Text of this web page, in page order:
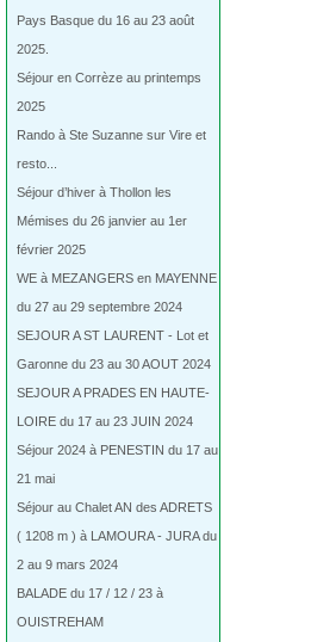
Pays Basque du 16 au 23 août
2025.
Séjour en Corrèze au printemps
2025
Rando à Ste Suzanne sur Vire et
resto...
Séjour d’hiver à Thollon les
Mémises du 26 janvier au 1er
février 2025
WE à MEZANGERS en MAYENNE
du 27 au 29 septembre 2024
SEJOUR A ST LAURENT - Lot et
Garonne du 23 au 30 AOUT 2024
SEJOUR A PRADES EN HAUTE-
LOIRE du 17 au 23 JUIN 2024
Séjour 2024 à PENESTIN du 17 au
21 mai
Séjour au Chalet AN des ADRETS
( 1208 m ) à LAMOURA - JURA du
2 au 9 mars 2024
BALADE du 17 / 12 / 23 à
OUISTREHAM